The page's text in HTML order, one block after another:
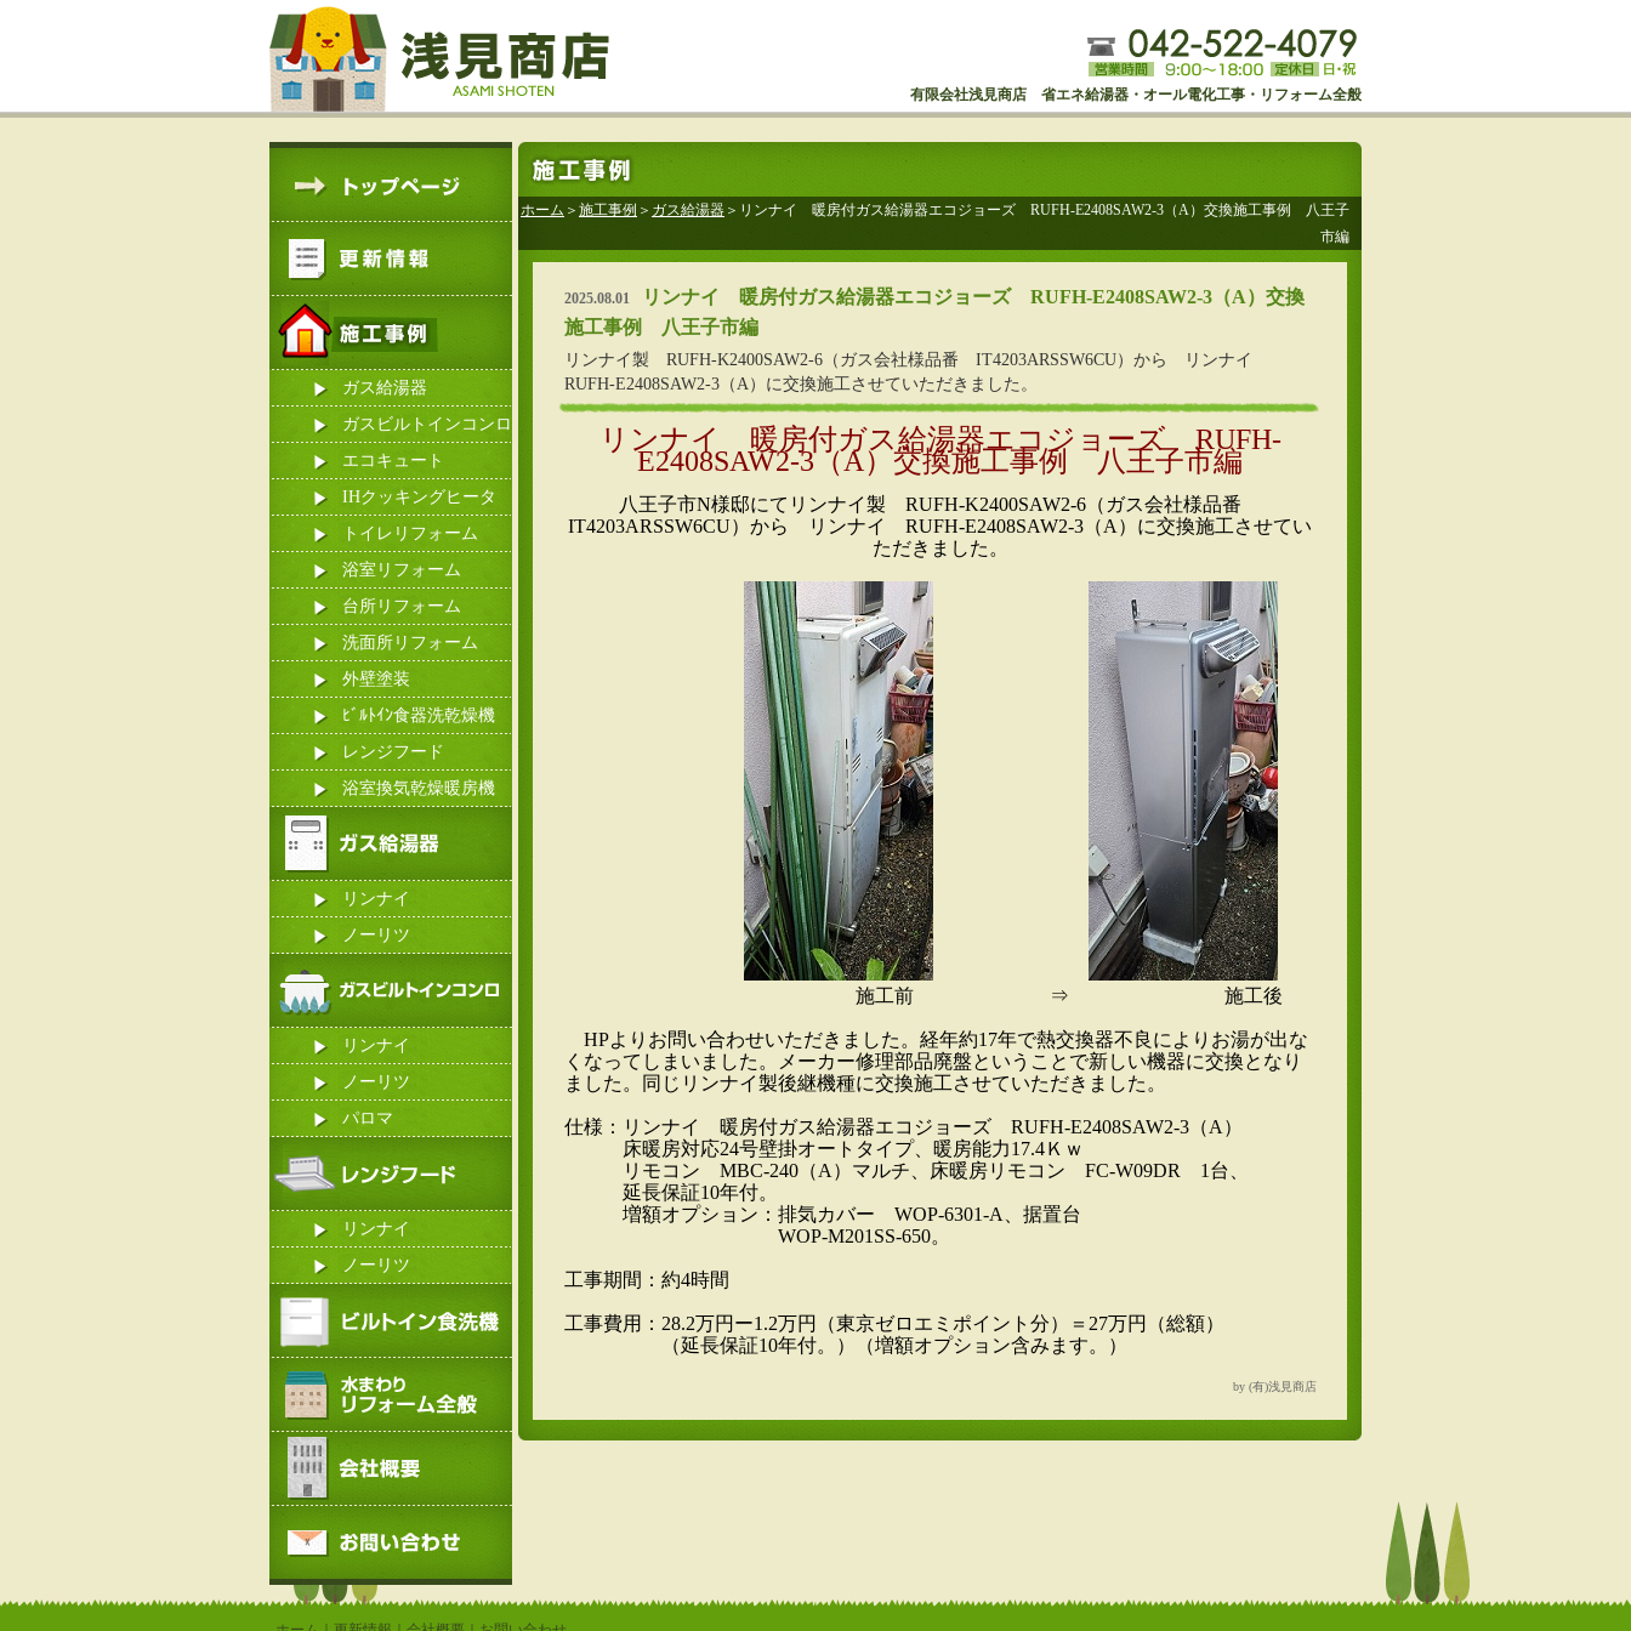
有限会社浅見商店 省エネ給湯器・オール電化工事・リフォーム全般
ガス給湯器
ガスビルトインコンロ
エコキュート
IHクッキングヒータ
ー
トイレリフォーム
浴室リフォーム
台所リフォーム
洗面所リフォーム
外壁塗装
ﾋﾞﾙﾄｲﾝ食器洗乾燥機
レンジフード
浴室換気乾燥暖房機
リンナイ
ノーリツ
リンナイ
ノーリツ
パロマ
リンナイ
ノーリツ
ホーム ＞ 施工事例 ＞ ガス給湯器 ＞リンナイ 暖房付ガス給湯器エコジョーズ RUFH-E2408SAW2-3（A）交換施工事例 八王子
市編
2025.08.01
リンナイ 暖房付ガス給湯器エコジョーズ RUFH-E2408SAW2-3（A）交換
施工事例 八王子市編
リンナイ製 RUFH-K2400SAW2-6（ガス会社様品番 IT4203ARSSW6CU）から リンナイ
RUFH-E2408SAW2-3（A）に交換施工させていただきました。
リンナイ 暖房付ガス給湯器エコジョーズ RUFH-
E2408SAW2-3（A）交換施工事例 八王子市編
八王子市N様邸にてリンナイ製 RUFH-K2400SAW2-6（ガス会社様品番
IT4203ARSSW6CU）から リンナイ RUFH-E2408SAW2-3（A）に交換施工させてい
ただきました。
施工前 ⇒ 施工後
HPよりお問い合わせいただきました。経年約17年で熱交換器不良によりお湯が出な
くなってしまいました。メーカー修理部品廃盤ということで新しい機器に交換となり
ました。同じリンナイ製後継機種に交換施工させていただきました。
仕様：リンナイ 暖房付ガス給湯器エコジョーズ RUFH-E2408SAW2-3（A）
床暖房対応24号壁掛オートタイプ、暖房能力17.4Ｋｗ
リモコン MBC-240（A）マルチ、床暖房リモコン FC-W09DR 1台、
延長保証10年付。
増額オプション：排気カバー WOP-6301-A、据置台
WOP-M201SS-650。
工事期間：約4時間
工事費用：28.2万円ー1.2万円（東京ゼロエミポイント分）＝27万円（総額）
（延長保証10年付。）（増額オプション含みます。）
by (有)浅見商店